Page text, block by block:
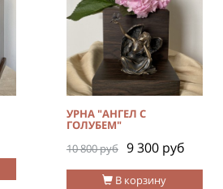
В корзину
УРНА "АНГЕЛ С
ГОЛУБЕМ"
10 800 руб 9 300 руб